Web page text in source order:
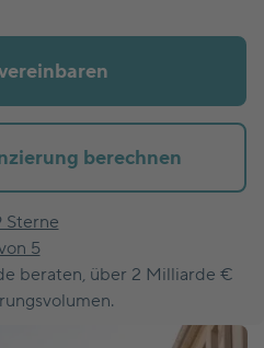
berechnen
Sterne
5
beraten, über 2 Milliarde €